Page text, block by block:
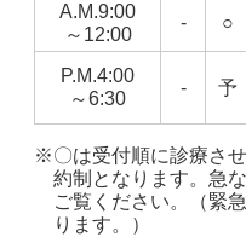
A.M.9:00
～12:00
- ○
P.M.4:00
～6:30
- 予
※〇は受付順に診療さ
約制となります。急
ご覧ください。（緊
ります。）